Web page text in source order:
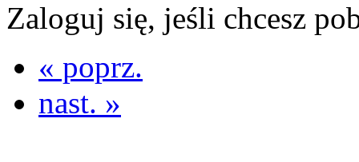
Zaloguj się, jeśli chcesz
« poprz.
nast. »